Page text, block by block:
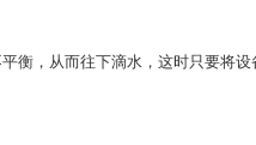
衡，从而往下滴水，这时只要将